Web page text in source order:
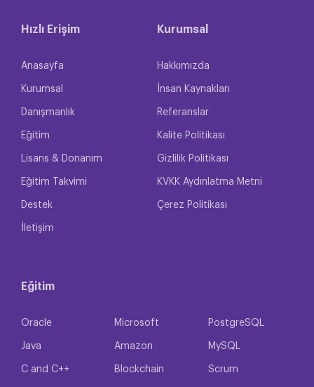
Hızlı Erişim
Anasayfa
Kurumsal
Danışmanlık
Eğitim
Lisans & Donanım
Eğitim Takvimi
Destek
İletişim
Kurumsal
Hakkımızda
İnsan Kaynakları
Referanslar
Kalite Politikası
Gizlilik Politikası
KVKK Aydınlatma Metni
Çerez Politikası
Eğitim
Oracle Microsoft PostgreSQL
Java Amazon MySQL
C and C++ Blockchain Scrum